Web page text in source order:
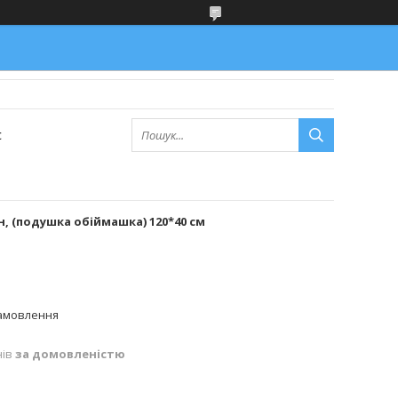
(подушка обіймашка) 120*40 см
за домовленістю